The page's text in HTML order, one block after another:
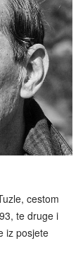
cestom
te druge i
iz posjete